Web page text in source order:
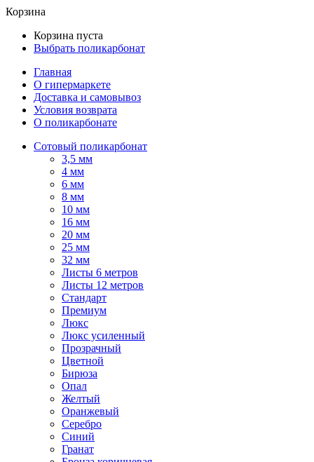
Корзина
Корзина пуста
Выбрать поликарбонат
Главная
О гипермаркете
Доставка и самовывоз
Условия возврата
О поликарбонате
Сотовый поликарбонат
3,5 мм
4 мм
6 мм
8 мм
10 мм
16 мм
20 мм
25 мм
32 мм
Листы 6 метров
Листы 12 метров
Стандарт
Премиум
Люкс
Люкс усиленный
Прозрачный
Цветной
Бирюза
Опал
Желтый
Оранжевый
Серебро
Синий
Гранат